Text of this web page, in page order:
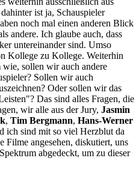
ist ja, Schauspieler
noch mal einen anderen Blick
andere. Ich glaube auch, dass
untereinander sind. Umso
Kollege zu Kollege. Weiterhin
wie, sollen wir auch andere
Sollen wir auch
Oder sollen wir das
Das sind alles Fragen, die
wir alle aus der Jury, Jasmin
, Tim Bergmann, Hans-Werner
ich sind mit so viel Herzblut da
Filme angesehen, diskutiert, uns
abgedeckt, um zu dieser